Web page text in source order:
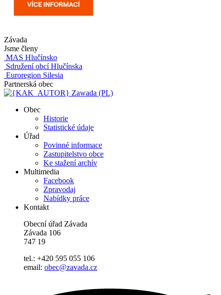
Závada
Jsme členy
MAS Hlučínsko
Sdružení obcí Hlučínska
Euroregion Silesia
Partnerská obec
Zawada (PL)
Obec
Historie
Statistické údaje
Úřad
Povinné informace
Zastupitelstvo obce
Ke stažení archív
Multimedia
Facebook
Zpravodaj
Nabídky práce
Kontakt
Obecní úřad Závada
Závada 106
747 19
tel.: +420 595 055 106
email: obec@zavada.cz